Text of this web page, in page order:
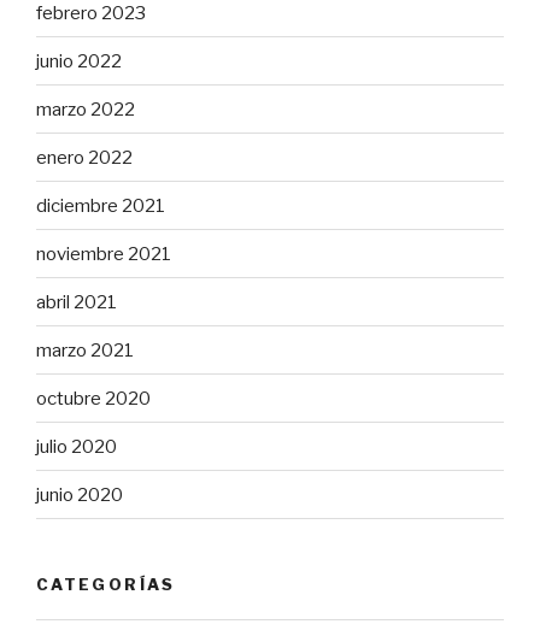
febrero 2023
junio 2022
marzo 2022
enero 2022
diciembre 2021
noviembre 2021
abril 2021
marzo 2021
octubre 2020
julio 2020
junio 2020
CATEGORÍAS